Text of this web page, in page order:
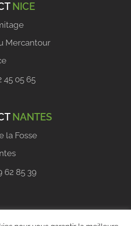
NICE
Mercantour
45 05 65
NANTES
la Fosse
62 85 39